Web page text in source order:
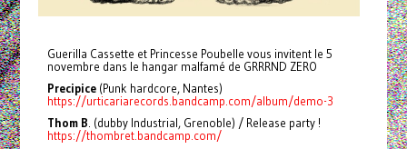
Guerilla Cassette et Princesse Poubelle vous invitent le 5
novembre dans le hangar malfamé de GRRRND ZERO
Precipice(Punk hardcore, Nantes)
https://urticariarecords.bandcamp.com/album/demo-3
Thom B . (dubby Industrial, Grenoble) / Release party !
https://thombret.bandcamp.com/